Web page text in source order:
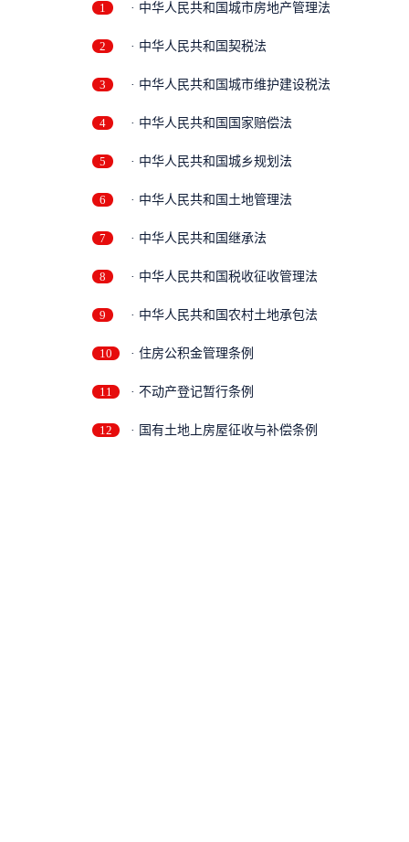
1 · 中华人民共和国城市房地产管理法
2 · 中华人民共和国契税法
3 · 中华人民共和国城市维护建设税法
4 · 中华人民共和国国家赔偿法
5 · 中华人民共和国城乡规划法
6 · 中华人民共和国土地管理法
7 · 中华人民共和国继承法
8 · 中华人民共和国税收征收管理法
9 · 中华人民共和国农村土地承包法
10 · 住房公积金管理条例
11 · 不动产登记暂行条例
12 · 国有土地上房屋征收与补偿条例